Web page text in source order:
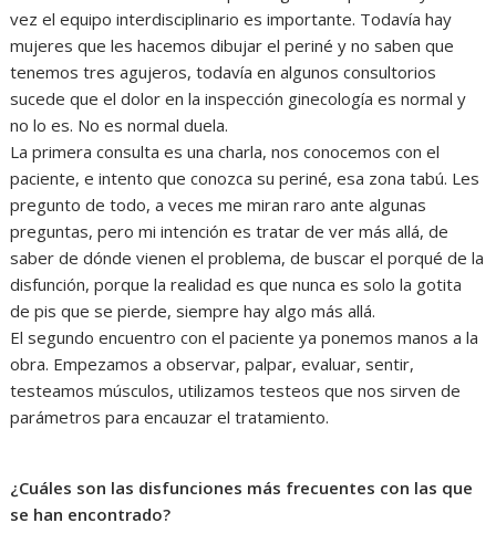
vez el equipo interdisciplinario es importante. Todavía hay
mujeres que les hacemos dibujar el periné y no saben que
tenemos tres agujeros, todavía en algunos consultorios
sucede que el dolor en la inspección ginecología es normal y
no lo es. No es normal duela.
La primera consulta es una charla, nos conocemos con el
paciente, e intento que conozca su periné, esa zona tabú. Les
pregunto de todo, a veces me miran raro ante algunas
preguntas, pero mi intención es tratar de ver más allá, de
saber de dónde vienen el problema, de buscar el porqué de la
disfunción, porque la realidad es que nunca es solo la gotita
de pis que se pierde, siempre hay algo más allá.
El segundo encuentro con el paciente ya ponemos manos a la
obra. Empezamos a observar, palpar, evaluar, sentir,
testeamos músculos, utilizamos testeos que nos sirven de
parámetros para encauzar el tratamiento.
¿Cuáles son las disfunciones más frecuentes con las que
se han encontrado?